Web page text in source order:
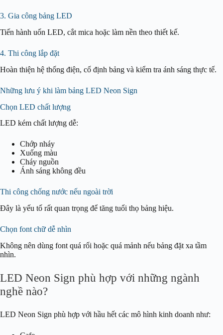
3. Gia công bảng LED
Tiến hành uốn LED, cắt mica hoặc làm nền theo thiết kế.
4. Thi công lắp đặt
Hoàn thiện hệ thống điện, cố định bảng và kiểm tra ánh sáng thực tế.
Những lưu ý khi làm bảng LED Neon Sign
Chọn LED chất lượng
LED kém chất lượng dễ:
Chớp nháy
Xuống màu
Cháy nguồn
Ánh sáng không đều
Thi công chống nước nếu ngoài trời
Đây là yếu tố rất quan trọng để tăng tuổi thọ bảng hiệu.
Chọn font chữ dễ nhìn
Không nên dùng font quá rối hoặc quá mảnh nếu bảng đặt xa tầm
nhìn.
LED Neon Sign phù hợp với những ngành
nghề nào?
LED Neon Sign phù hợp với hầu hết các mô hình kinh doanh như: